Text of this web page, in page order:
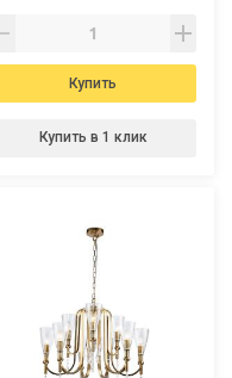
Купить
Купить в 1 клик